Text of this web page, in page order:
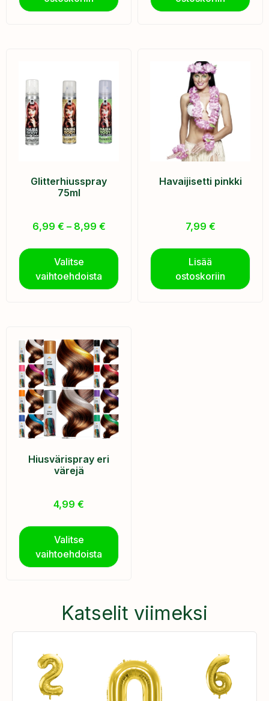
Glitterhiusspray
75ml
6,99 € – 8,99 €
Valitse
vaihtoehdoista
Havaijisetti pinkki
7,99 €
Lisää
ostoskoriin
Hiusvärispray eri
värejä
4,99 €
Valitse
vaihtoehdoista
Katselit viimeksi